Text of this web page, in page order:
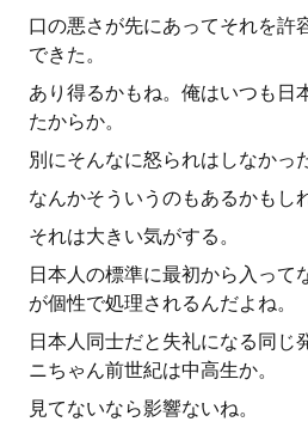
口の悪さが先にあってそれを許
できた。
あり得るかもね。俺はいつも日
たからか。
別にそんなに怒られはしなかっ
なんかそういうのもあるかもし
それは大きい気がする。
日本人の標準に最初から入って
が個性で処理されるんだよね。
日本人同士だと失礼になる同じ
ニちゃん前世紀は中高生か。
見てないなら影響ないね。